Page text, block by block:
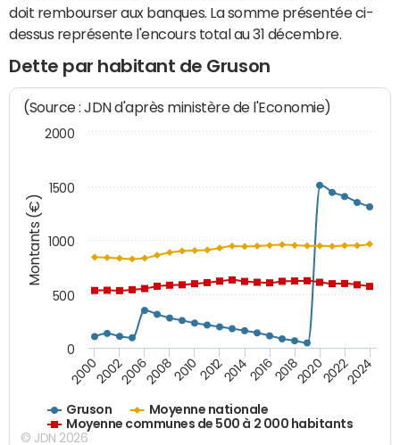
doit rembourser aux banques. La somme présentée ci-
dessus représente l'encours total au 31 décembre.
Dette par habitant de Gruson
Montants (€)
(Source : JDN d'après ministère de l'Economie)
Gruson
Moyenne nationale
Moyenne communes de 500 à 2 000 habitants
200020022006200820102012201420162018202020222024
0
500
1000
1500
2000
© JDN 2026